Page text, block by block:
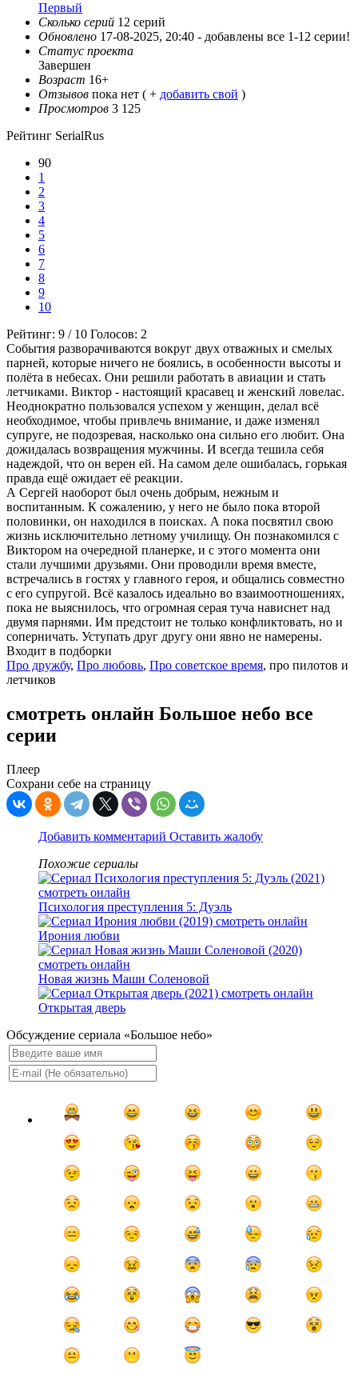
Первый
Сколько серий 12 серий
Обновлено 17-08-2025, 20:40 - добавлены все 1-12 серии!
Статус проекта
Завершен
Возраст 16+
Отзывов пока нет ( + добавить свой )
Просмотров 3 125
Рейтинг SerialRus
90
1
2
3
4
5
6
7
8
9
10
Рейтинг: 9 / 10 Голосов: 2
События разворачиваются вокруг двух отважных и смелых
парней, которые ничего не боялись, в особенности высоты и
полёта в небесах. Они решили работать в авиации и стать
летчиками. Виктор - настоящий красавец и женский ловелас.
Неоднократно пользовался успехом у женщин, делал всё
необходимое, чтобы привлечь внимание, и даже изменял
супруге, не подозревая, насколько она сильно его любит. Она
дожидалась возвращения мужчины. И всегда тешила себя
надеждой, что он верен ей. На самом деле ошибалась, горькая
правда ещё ожидает её реакции.
А Сергей наоборот был очень добрым, нежным и
воспитанным. К сожалению, у него не было пока второй
половинки, он находился в поисках. А пока посвятил свою
жизнь исключительно летному училищу. Он познакомился с
Виктором на очередной планерке, и с этого момента они
стали лучшими друзьями. Они проводили время вместе,
встречались в гостях у главного героя, и общались совместно
с его супругой. Всё казалось идеально во взаимоотношениях,
пока не выяснилось, что огромная серая туча нависнет над
двумя парнями. Им предстоит не только конфликтовать, но и
соперничать. Уступать друг другу они явно не намерены.
Входит в подборки
Про дружбу, Про любовь, Про советское время, про пилотов и
летчиков
смотреть онлайн Большое небо все
серии
Плеер
Сохрани себе на страницу
Добавить комментарий Оставить жалобу
Похожие сериалы
Психология преступления 5: Дуэль
Ирония любви
Новая жизнь Маши Соленовой
Открытая дверь
Обсуждение сериала «Большое небо»